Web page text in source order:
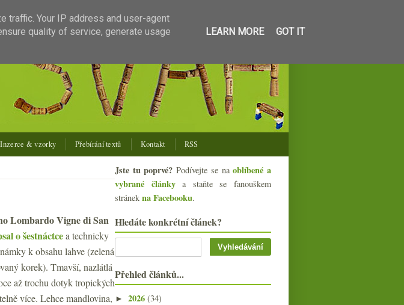
Inzerce & vzorky Přebírání textů Kontakt RSS
Lombardo Vigne di San
o šestnáctcea technicky
k obsahu lahve (zelená
korek). Tmavší, nazlátlá
až trochu dotyk tropických
více. Lehce mandlovina,
Jste tu poprvé? Podívejte se naoblíbené a
vybrané článkya staňte se fanouškem
stránek na Facebooku.
Hledáte konkrétní článek?
Přehled článků...
► 2026 (34)
Your IP address and user-agent
quality of service, generate usage
LEARN MORE GOT IT